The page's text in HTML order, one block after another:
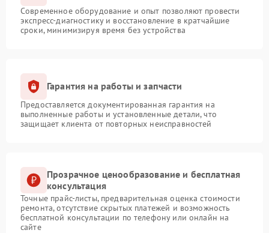
Современное оборудование и опыт позволяют провести
экспресс-диагностику и восстановление в кратчайшие
сроки, минимизируя время без устройства
Гарантия на работы и запчасти
Предоставляется документированная гарантия на
выполненные работы и установленные детали, что
защищает клиента от повторных неисправностей
Прозрачное ценообразование и бесплатная
консультация
Точные прайс-листы, предварительная оценка стоимости
ремонта, отсутствие скрытых платежей и возможность
бесплатной консультации по телефону или онлайн на
сайте